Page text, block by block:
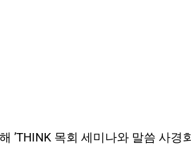
목회 세미나와 말씀 사경